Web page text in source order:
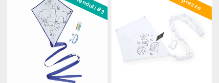
Richiedi un preventivo Richiedi un preventivo